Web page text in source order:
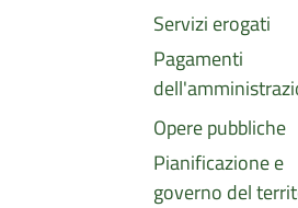
Servizi erogati
Pagamenti
Opere pubbliche
Pianificazione e
governo del